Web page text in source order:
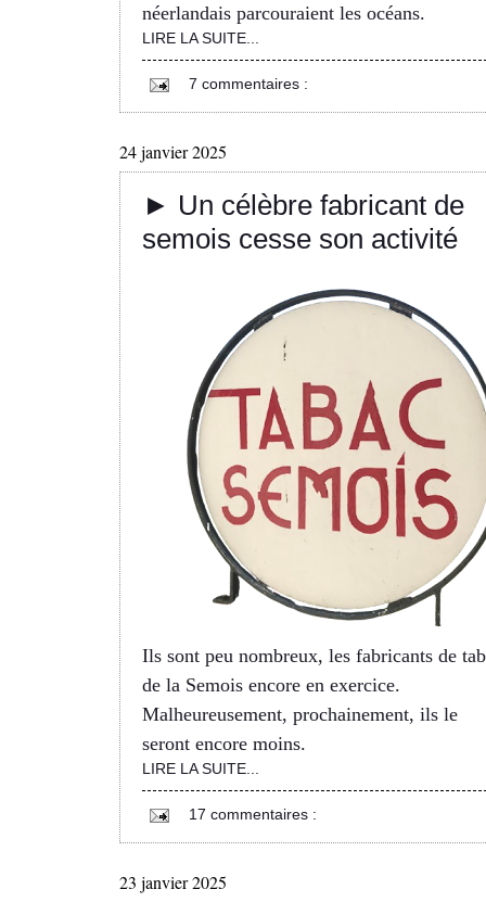
néerlandais parcouraient les océans.
LIRE LA SUITE...
7 commentaires :
24 janvier 2025
► Un célèbre fabricant de
semois cesse son activité
Ils sont peu nombreux, les fabricants de
de la Semois encore en exercice.
Malheureusement, prochainement, ils le
seront encore moins.
LIRE LA SUITE...
17 commentaires :
23 janvier 2025